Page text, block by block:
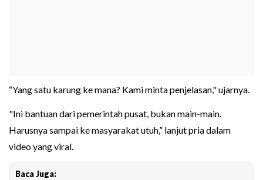
“Yang satu karung ke mana? Kami minta penjelasan," ujarnya.
"Ini bantuan dari pemerintah pusat, bukan main-main.
Harusnya sampai ke masyarakat utuh,” lanjut pria dalam
video yang viral.
Baca Juga: